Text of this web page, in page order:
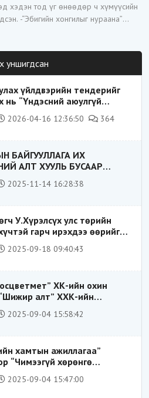
хэдэн тод үг өнөөдөр ч хүмүүсийн
уншигдсан
үйлдвэрийн тендерийг
нь “Үндэсний аюулгүй
эрсдэлтэй юу?
2026-04-16 12:36:50 364
БАЙГУУЛЛАГА ИХ
АЛТ ХУУЛЬ БУСААР
ГЭЖ БАЙСАН
ТАСЛАН ЗОГСООЛОО
2025-11-14 16:28:38
У.Хүрэлсүх улс төрийн
гарч ирэхдээ өөрийгөө
төлөө тэмцэгч, “хуучин
хонгилыг нураагч” гэсэн
2025-09-18 09:40:43
ХК-ийн охин
алт” ХХК-ийн
захирлаар ажиллаж байсан
холбогдох хэрэг хаашаа
2025-09-04 15:58:42
хамтын ажиллагаа”
“Чимээгүй хөрөнгө
2025-09-04 15:47:00